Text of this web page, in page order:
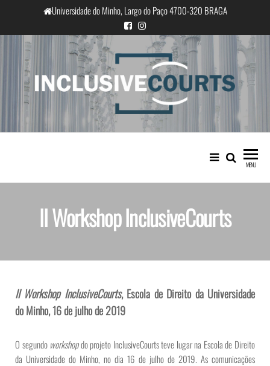
Universidade do Minho, Largo do Paço 4700-320 BRAGA
InclusiveCourts
Igualdade e diferença cultural na
prática judicial portuguesa
MENU
II Workshop InclusiveCourts
II Workshop InclusiveCourts, Escola de Direito da Universidade
do Minho, 16 de julho de 2019
O segundo workshopdo projeto InclusiveCourts teve lugar na Escola de Direito
da Universidade do Minho, no dia 16 de julho de 2019. As comunicações